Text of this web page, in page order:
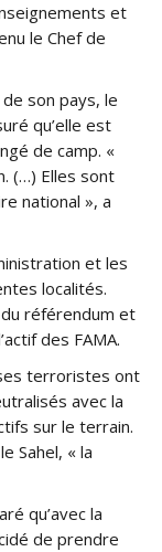
et
le Chef de
son pays, le
qu’elle est
de camp. «
(…) Elles sont
national », a
et les
localités.
référendum et
des FAMA.
terroristes ont
avec la
sur le terrain.
Sahel, « la
qu’avec la
de prendre